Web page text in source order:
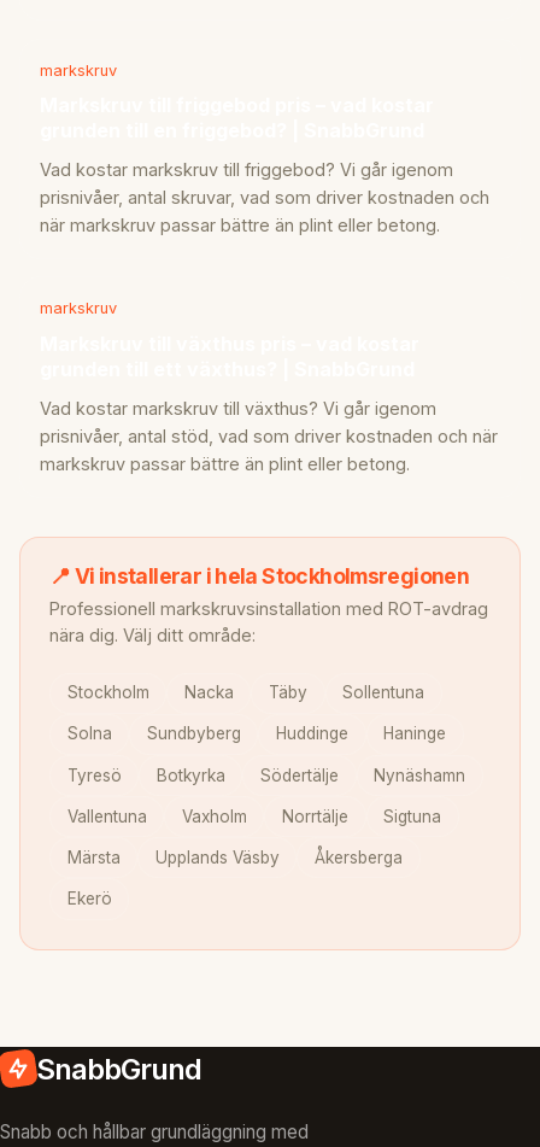
markskruv
Vad kostar markskruv till friggebod? Vi går igenom
prisnivåer, antal skruvar, vad som driver kostnaden och
när markskruv passar bättre än plint eller betong.
markskruv
Vad kostar markskruv till växthus? Vi går igenom
prisnivåer, antal stöd, vad som driver kostnaden och när
markskruv passar bättre än plint eller betong.
📍 Vi installerar i hela Stockholmsregionen
Professionell markskruvsinstallation med ROT-avdrag
nära dig. Välj ditt område:
Stockholm Nacka Täby Sollentuna
Solna Sundbyberg Huddinge Haninge
Tyresö Botkyrka Södertälje Nynäshamn
Vallentuna Vaxholm Norrtälje Sigtuna
Märsta Upplands Väsby Åkersberga
Ekerö
SnabbGrund
Snabb och hållbar grundläggning med